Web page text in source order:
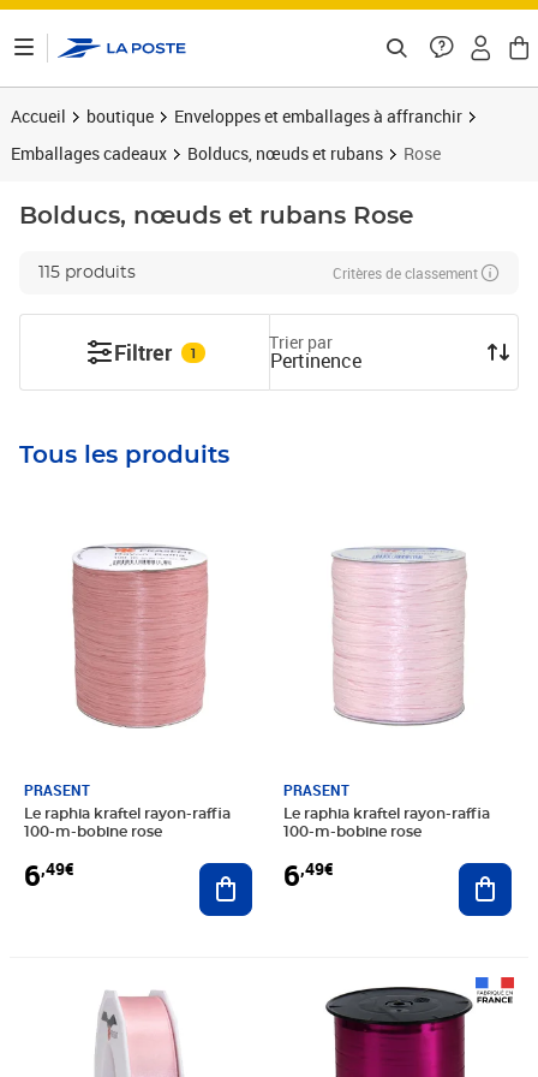
Accueil boutique
Enveloppes et emballages à affranchir
Emballages cadeaux
Bolducs, nœuds et rubans Rose
Bolducs, nœuds et rubans Rose
115 produits Critères de classement
Filtrer 1 Trier par
Pertinence
Tous les produits
PRASENT
Le raphia kraftel rayon-raffia
100-m-bobine rose
6,49€ Ajouter au panier
PRASENT
Le raphia kraftel rayon-raffia
100-m-bobine rose
6,49€
Prix 9,87€